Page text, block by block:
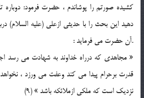
دهيد اين بحث را با حديثي ازعلي (عليه السلام)
.آن حضرت مي فرمايد :
« مجاهدي که درراه خداوند به شهادت مي رسد
قدرت برحرام پيدا مي کند وعفت مي ورزد ،
نزديک است که ملکي ازملائکه باشد » (9)